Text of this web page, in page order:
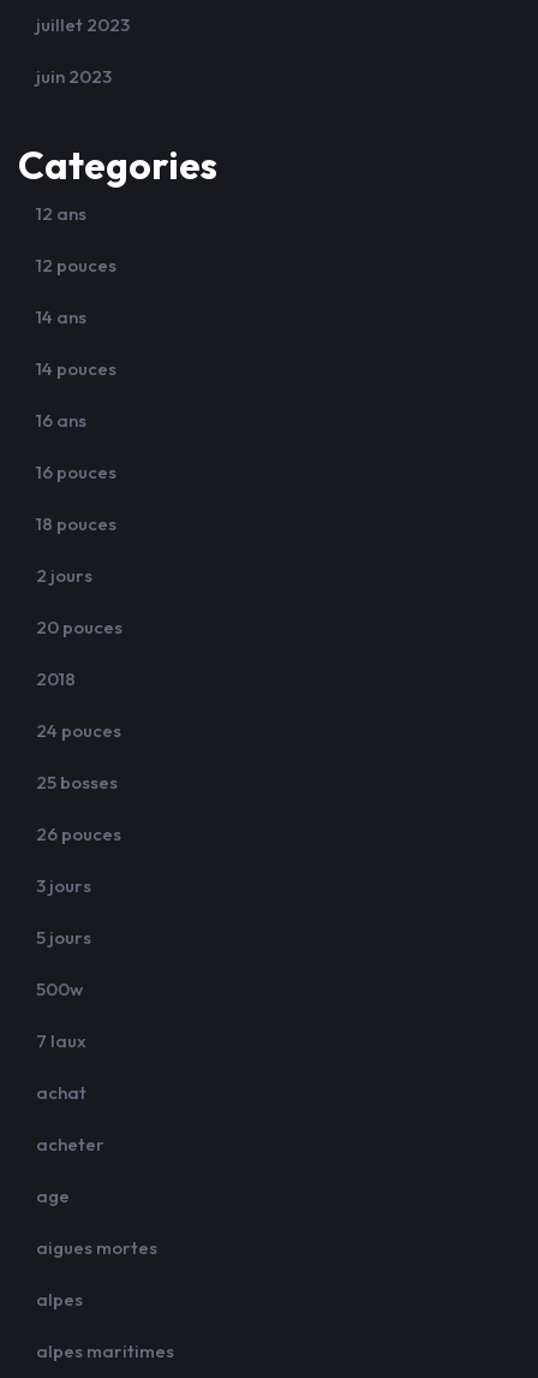
juillet 2023
juin 2023
Categories
12 ans
12 pouces
14 ans
14 pouces
16 ans
16 pouces
18 pouces
2 jours
20 pouces
2018
24 pouces
25 bosses
26 pouces
3 jours
5 jours
500w
7 laux
achat
acheter
age
aigues mortes
alpes
alpes maritimes